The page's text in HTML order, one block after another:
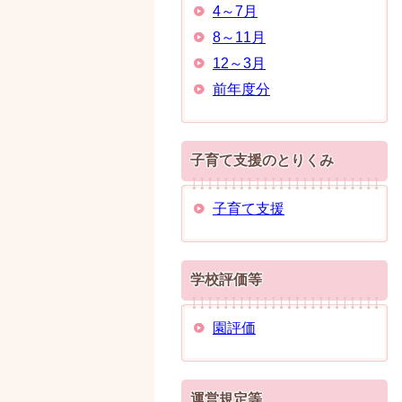
4～7月
8～11月
12～3月
前年度分
子育て支援のとりくみ
子育て支援
学校評価等
園評価
運営規定等